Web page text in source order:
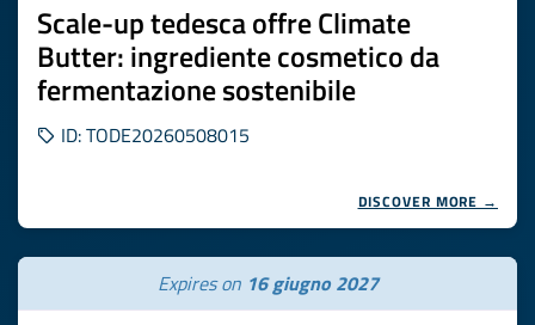
Scale-up tedesca offre Climate
Butter: ingrediente cosmetico da
fermentazione sostenibile
ID: TODE20260508015
DISCOVER MORE →
Expires on 16 giugno 2027